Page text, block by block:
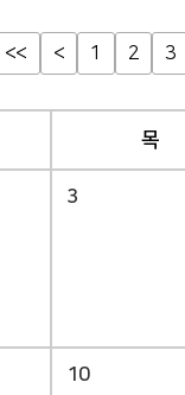
<< < 1 2 3
목
3
10